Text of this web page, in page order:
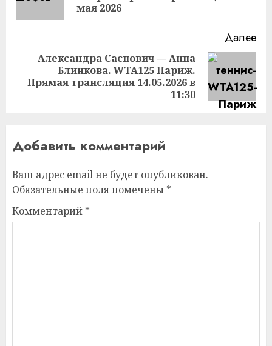
мая 2026
Далее
Следующая
запись:
Александра Саснович — Анна
Блинкова. WTA125 Париж.
Прямая трансляция 14.05.2026 в
11:30
Добавить комментарий
Ваш адрес email не будет опубликован.
Обязательные поля помечены *
Комментарий *